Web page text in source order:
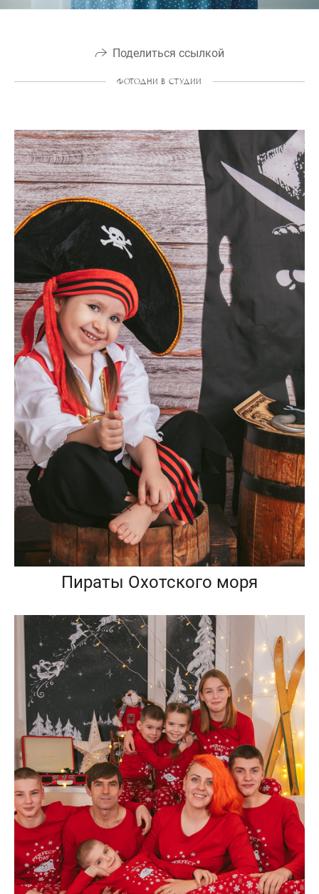
Поделиться ссылкой
ФОТОДНИ В СТУДИИ
Пираты Охотского моря